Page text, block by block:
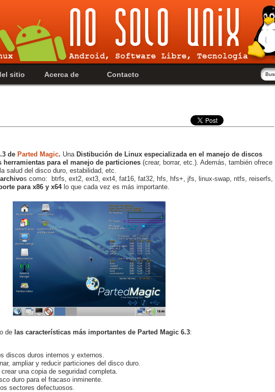
sitio Acerca de Contacto
de Parted Magic. Una Distibución de Linux especializada en el manejo de discos
herramientas para el manejo de particiones (crear, borrar, etc.). Además, también ofrece
salud del disco duro, estabilidad, etc.
s como: btrfs, ext2, ext3, ext4, fat16, fat32, hfs, hfs+, jfs, linux-swap, ntfs, reiserfs,
para x86 y x64lo que cada vez es más importante.
de las características más importantes de Parted Magic 6.3:
discos duros internos y externos.
ampliar y reducir particiones del disco duro.
una copia de seguridad completa.
duro para el fracaso inminente.
sectores defectuosos.